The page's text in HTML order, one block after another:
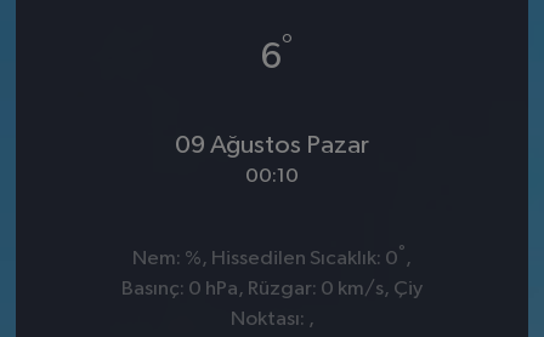
6°
09 Ağustos Pazar
00:10
Nem: %, Hissedilen Sıcaklık: 0° ,
Basınç: 0 hPa, Rüzgar: 0 km/s, Çiy
Noktası: ,